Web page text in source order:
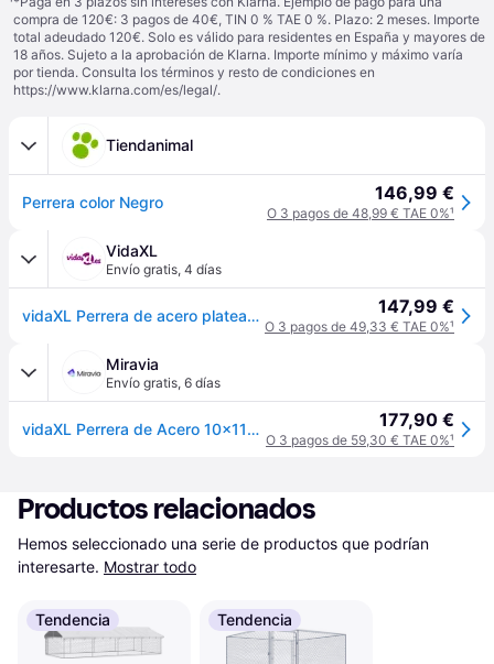
compra de 120€: 3 pagos de 40€, TIN 0 % TAE 0 %. Plazo: 2 meses. Importe
total adeudado 120€. Solo es válido para residentes en España y mayores de
18 años. Sujeto a la aprobación de Klarna. Importe mínimo y máximo varía
por tienda. Consulta los términos y resto de condiciones en
https://www.klarna.com/es/legal/.
Tiendanimal
Perrera color Negro 146,99 €
O 3 pagos de 48,99 € TAE 0%¹
VidaXL
Envío gratis, 4 días
vidaXL Perrera de acero plateado 10x110x110 cm - Plateado 147,99 €
O 3 pagos de 49,33 € TAE 0%¹
Miravia
Envío gratis, 6 días
vidaXL Perrera de Acero 10x110x110 cm Casa Jaula Perro Cachorro Mascota Color Negro, Plateado, y mas 177,90 €
O 3 pagos de 59,30 € TAE 0%¹
Productos relacionados
Hemos seleccionado una serie de productos que podrían
interesarte. Mostrar todo
Tendencia Tendencia